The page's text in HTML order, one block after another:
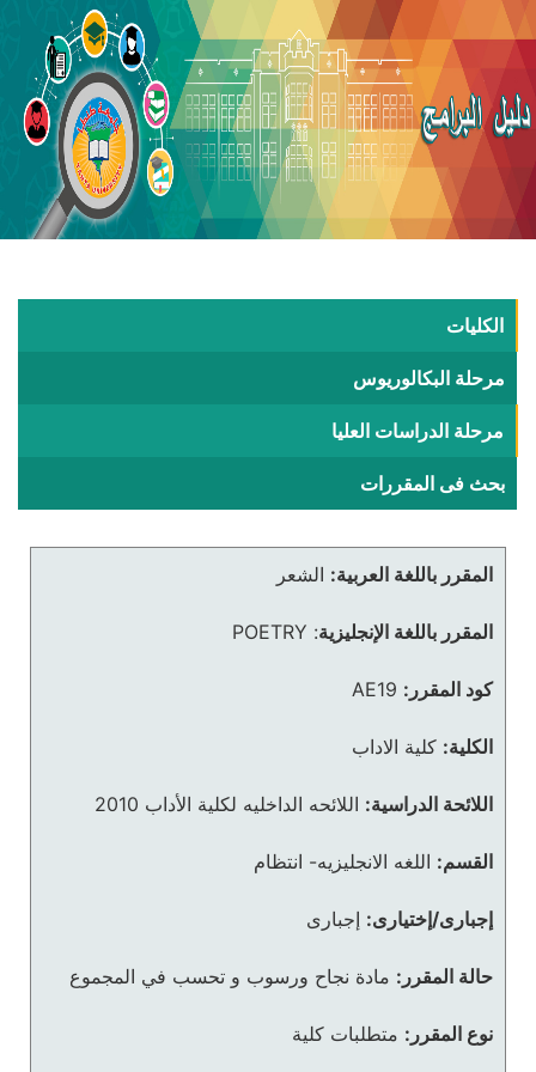
الكليات
مرحلة البكالوريوس
مرحلة الدراسات العليا
بحث فى المقررات
المقرر باللغة العربية: الشعر
المقرر باللغة الإنجليزية:
POETRY
كود المقرر: AE19
الكلية: كلية الاداب
اللائحة الدراسية: اللائحه الداخليه لكلية الأداب 2010
القسم: اللغه الانجليزيه- انتظام
إجبارى/إختيارى: إجبارى
حالة المقرر: مادة نجاح ورسوب و تحسب في المجموع
نوع المقرر: متطلبات كلية